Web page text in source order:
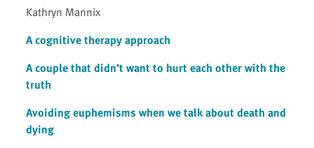
Kathryn Mannix
A cognitive therapy approach
A couple that didn’t want to hurt each other with the
truth
Avoiding euphemisms when we talk about death and
dying